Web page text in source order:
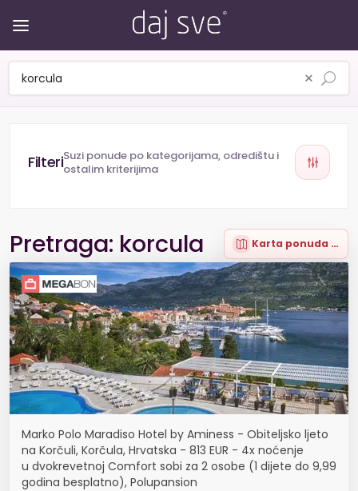
×
Suzi ponude po kategorijama, odredištu i
ostalim kriterijima
Pretraga: korcula Karta ponuda (60)
Marko Polo Maradiso Hotel by Aminess - Obiteljsko ljeto
na Korčuli, Korčula, Hrvatska - 813 EUR - 4x noćenje
u dvokrevetnoj Comfort sobi za 2 osobe (1 dijete do 9,99
godina besplatno), Polupansion